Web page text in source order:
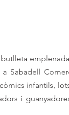
a Sabadell
infantils,
i